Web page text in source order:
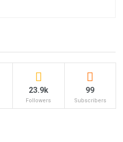
23.9k
Followers
99
Subscribers